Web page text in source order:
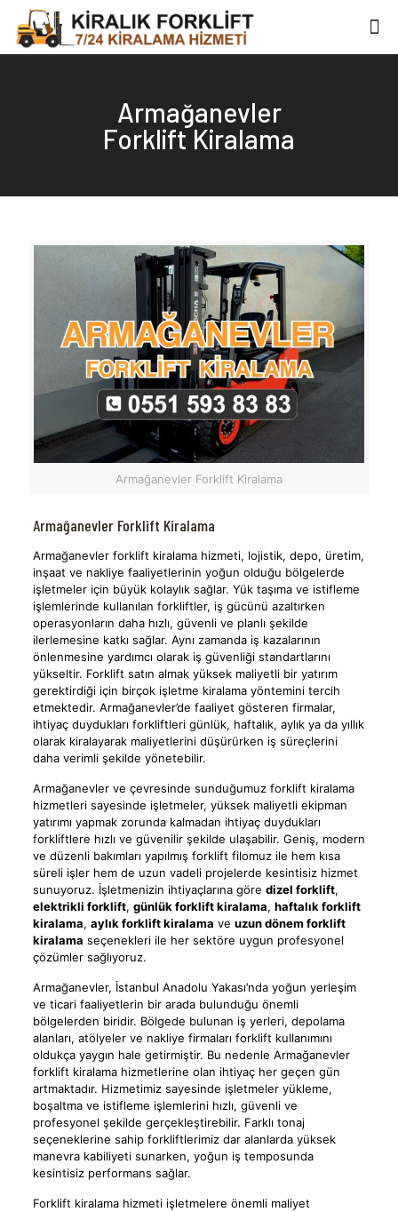
Armağanevler
Forklift Kiralama
Armağanevler Forklift Kiralama
Armağanevler Forklift Kiralama
Armağanevler forklift kiralama hizmeti, lojistik, depo, üretim,
inşaat ve nakliye faaliyetlerinin yoğun olduğu bölgelerde
işletmeler için büyük kolaylık sağlar. Yük taşıma ve istifleme
işlemlerinde kullanılan forkliftler, iş gücünü azaltırken
operasyonların daha hızlı, güvenli ve planlı şekilde
ilerlemesine katkı sağlar. Aynı zamanda iş kazalarının
önlenmesine yardımcı olarak iş güvenliği standartlarını
yükseltir. Forklift satın almak yüksek maliyetli bir yatırım
gerektirdiği için birçok işletme kiralama yöntemini tercih
etmektedir. Armağanevler’de faaliyet gösteren firmalar,
ihtiyaç duydukları forkliftleri günlük, haftalık, aylık ya da yıllık
olarak kiralayarak maliyetlerini düşürürken iş süreçlerini
daha verimli şekilde yönetebilir.
Armağanevler ve çevresinde sunduğumuz forklift kiralama
hizmetleri sayesinde işletmeler, yüksek maliyetli ekipman
yatırımı yapmak zorunda kalmadan ihtiyaç duydukları
forkliftlere hızlı ve güvenilir şekilde ulaşabilir. Geniş, modern
ve düzenli bakımları yapılmış forklift filomuz ile hem kısa
süreli işler hem de uzun vadeli projelerde kesintisiz hizmet
sunuyoruz. İşletmenizin ihtiyaçlarına göre dizel forklift,
elektrikli forklift, günlük forklift kiralama, haftalık forklift
kiralama, aylık forklift kiralama ve uzun dönem forklift
kiralama seçenekleri ile her sektöre uygun profesyonel
çözümler sağlıyoruz.
Armağanevler, İstanbul Anadolu Yakası’nda yoğun yerleşim
ve ticari faaliyetlerin bir arada bulunduğu önemli
bölgelerden biridir. Bölgede bulunan iş yerleri, depolama
alanları, atölyeler ve nakliye firmaları forklift kullanımını
oldukça yaygın hale getirmiştir. Bu nedenle Armağanevler
forklift kiralama hizmetlerine olan ihtiyaç her geçen gün
artmaktadır. Hizmetimiz sayesinde işletmeler yükleme,
boşaltma ve istifleme işlemlerini hızlı, güvenli ve
profesyonel şekilde gerçekleştirebilir. Farklı tonaj
seçeneklerine sahip forkliftlerimiz dar alanlarda yüksek
manevra kabiliyeti sunarken, yoğun iş temposunda
kesintisiz performans sağlar.
Forklift kiralama hizmeti işletmelere önemli maliyet